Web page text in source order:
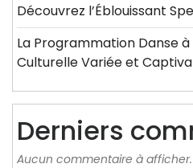
Découvrez l’Éblouissant
La Programmation Danse à
Culturelle Variée et
Derniers
Aucun commentaire à afficher.